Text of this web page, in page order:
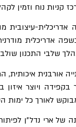
קניות נוח וזמין
עיצובית
אדריכלית
שלבי התכנון
אורבנית
בקפידה ויוצר
לאורך כל ימות
של ארי נדל״ן